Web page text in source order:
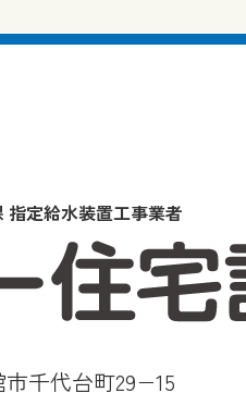
定給水装置工事業者
市千代台町29−15